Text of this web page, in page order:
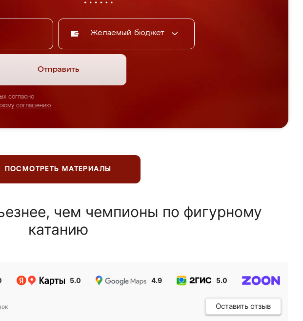
Желаемый бюджет
Отправить
согласно
соглашению
ПОСМОТРЕТЬ МАТЕРИАЛЫ
чем чемпионы по фигурному
катанию
5.0 4.9 5.0
Оставить отзыв